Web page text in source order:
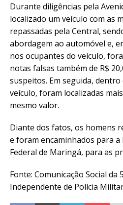
Durante diligências pela
localizado um veículo com as
repassadas pela Central,
abordagem ao automóvel e,
nos ocupantes do veículo,
notas falsas também de R$
suspeitos. Em seguida,
veículo, foram localizadas
mesmo valor.
Diante dos fatos, os homens
e foram encaminhados para a
Federal de Maringá, para as
Fonte: Comunicação Social da
Independente de Polícia